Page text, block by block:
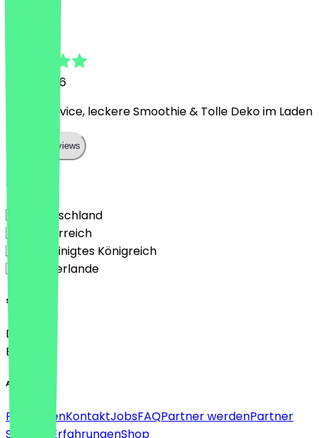
9. Mai 2026
Super Service, leckere Smoothie & Tolle Deko im Laden
Show all reviews
Land
🇩🇪 Deutschland
🇦🇹 Österreich
🇬🇧 Vereinigtes Königreich
🇳🇱 Niederlande
Sprache
Deutsch
English
About
Für FirmenKontaktJobsFAQPartner werdenPartner
Support
ErfahrungenShop